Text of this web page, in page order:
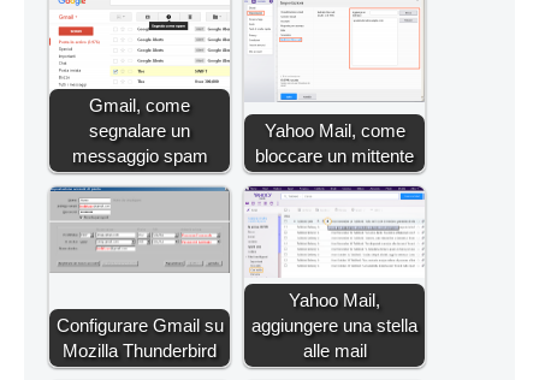
Gmail, come
segnalare un
messaggio spam
Yahoo Mail, come
bloccare un mittente
Configurare Gmail su
Mozilla Thunderbird
Yahoo Mail,
aggiungere una stella
alle mail